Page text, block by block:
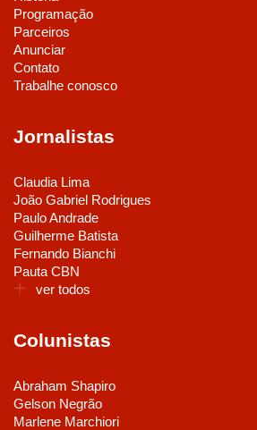
Programação
Parceiros
Anunciar
Contato
Trabalhe conosco
Jornalistas
Claudia Lima
João Gabriel Rodrigues
Paulo Andrade
Guilherme Batista
Fernando Bianchi
Pauta CBN
ver todos
Colunistas
Abraham Shapiro
Gelson Negrão
Marlene Marchiori